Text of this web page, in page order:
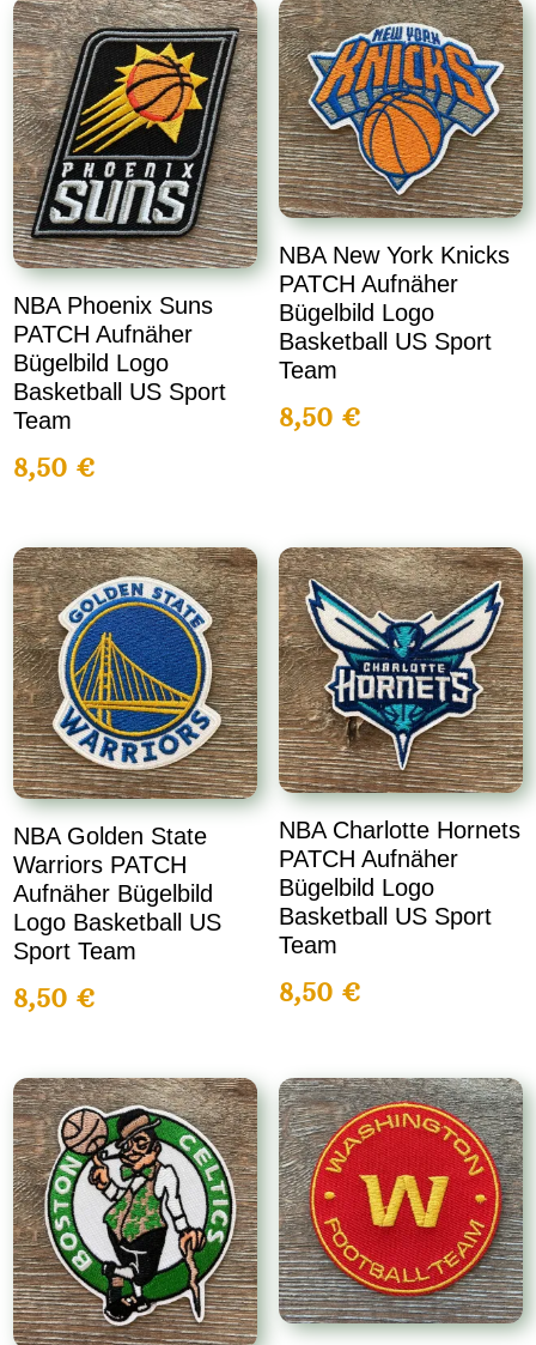
NBA Phoenix Suns
PATCH Aufnäher
Bügelbild Logo
Basketball US Sport
Team
8,50 €
NBA New York Knicks
PATCH Aufnäher
Bügelbild Logo
Basketball US Sport
Team
8,50 €
NBA Golden State
Warriors PATCH
Aufnäher Bügelbild
Logo Basketball US
Sport Team
8,50 €
NBA Charlotte Hornets
PATCH Aufnäher
Bügelbild Logo
Basketball US Sport
Team
8,50 €